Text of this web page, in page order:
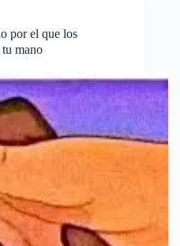
por el que los
tu mano